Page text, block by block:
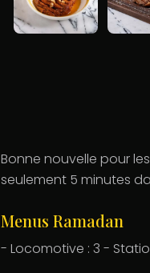
Bonne nouvelle pour
seulement 5 minutes
Menus Ramadan
- Locomotive : 3 -